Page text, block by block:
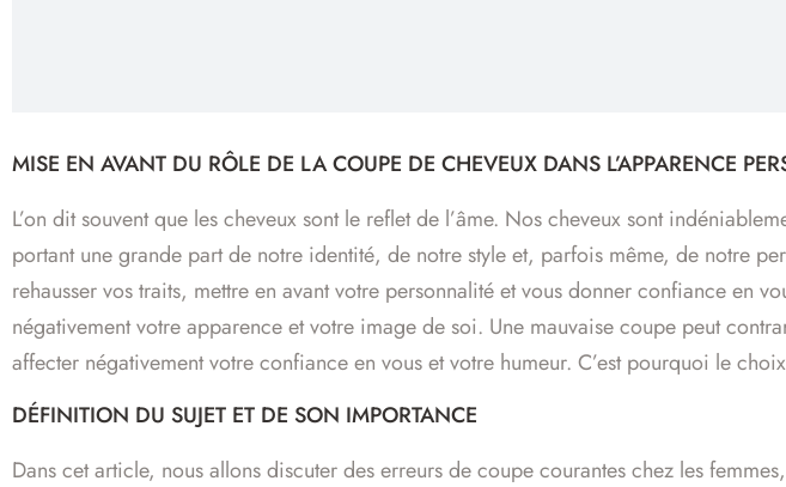
MISE EN AVANT DU RÔLE DE LA COUPE DE CHEVEUX DANS L’APPARENCE
L’on dit souvent que les cheveux sont le reflet de l’âme. Nos cheveux sont
portant une grande part de notre identité, de notre style et, parfois même, de notre
rehausser vos traits, mettre en avant votre personnalité et vous donner confiance en
négativement votre apparence et votre image de soi. Une mauvaise coupe peut
affecter négativement votre confiance en vous et votre humeur. C’est pourquoi le
DÉFINITION DU SUJET ET DE SON IMPORTANCE
Dans cet article, nous allons discuter des erreurs de coupe courantes chez les